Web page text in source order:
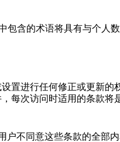
包含的术语将具有与个人
置进行任何修正或更新的
每次访问时适用的条款将
户不同意这些条款的全部